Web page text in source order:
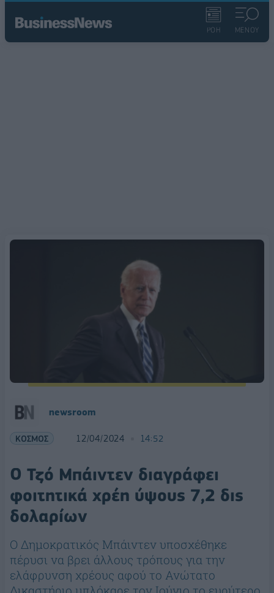
ΡΟΗ ΜΕΝΟΥ
newsroom
ΚΟΣΜΟΣ 12/04/2024 14:52
Ο Τζό Μπάιντεν διαγράφει
φοιτητικά χρέη ύψους 7,2 δις
δολαρίων
Ο Δημοκρατικός Μπάιντεν υποσχέθηκε
πέρυσι να βρει άλλους τρόπους για την
ελάφρυνση χρέους αφού το Ανώτατο